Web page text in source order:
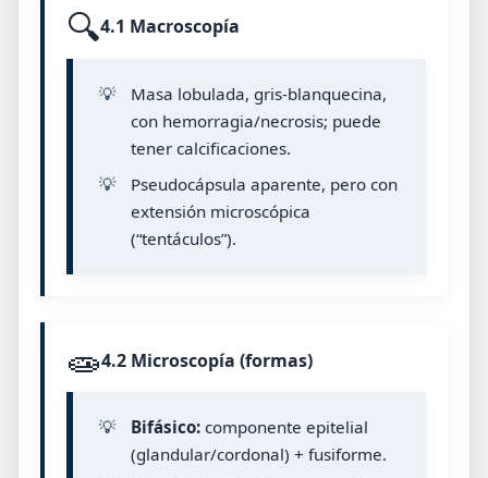
🔍4.1 Macroscopía
💡
Masa lobulada, gris-blanquecina,
con hemorragia/necrosis; puede
tener calcificaciones.
💡
Pseudocápsula aparente, pero con
extensión microscópica
(“tentáculos”).
🧫4.2 Microscopía (formas)
💡 Bifásico:componente epitelial
(glandular/cordonal) + fusiforme.